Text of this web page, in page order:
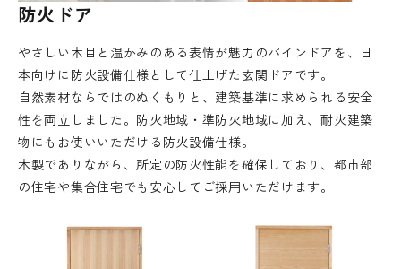
防火ドア
やさしい木目と温かみのある表情が魅力のパインドアを、日
本向けに防火設備仕様として仕上げた玄関ドアです。
自然素材ならではのぬくもりと、建築基準に求められる安全
性を両立しました。防火地域・準防火地域に加え、耐火建築
物にもお使いいただける防火設備仕様。
木製でありながら、所定の防火性能を確保しており、都市部
の住宅や集合住宅でも安心してご採用いただけます。